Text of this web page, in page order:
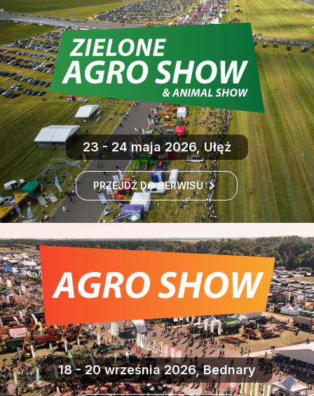
23 - 24 maja 2026, Ułęż
PRZEJDŹ DO SERWISU
18 - 20 września 2026, Bednary